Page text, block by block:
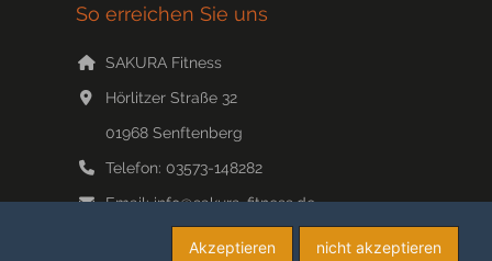
So erreichen Sie uns
SAKURA Fitness
Hörlitzer Straße 32
01968 Senftenberg
Telefon: 03573-148282
Email:info@sakura-fitness.de
www.sakura-fitness.de/ nicht akzeptieren
Akzeptieren